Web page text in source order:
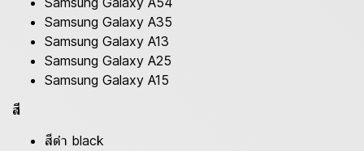
Samsung Galaxy A35
Samsung Galaxy A13
Samsung Galaxy A25
Samsung Galaxy A15
สี
สีดำ black